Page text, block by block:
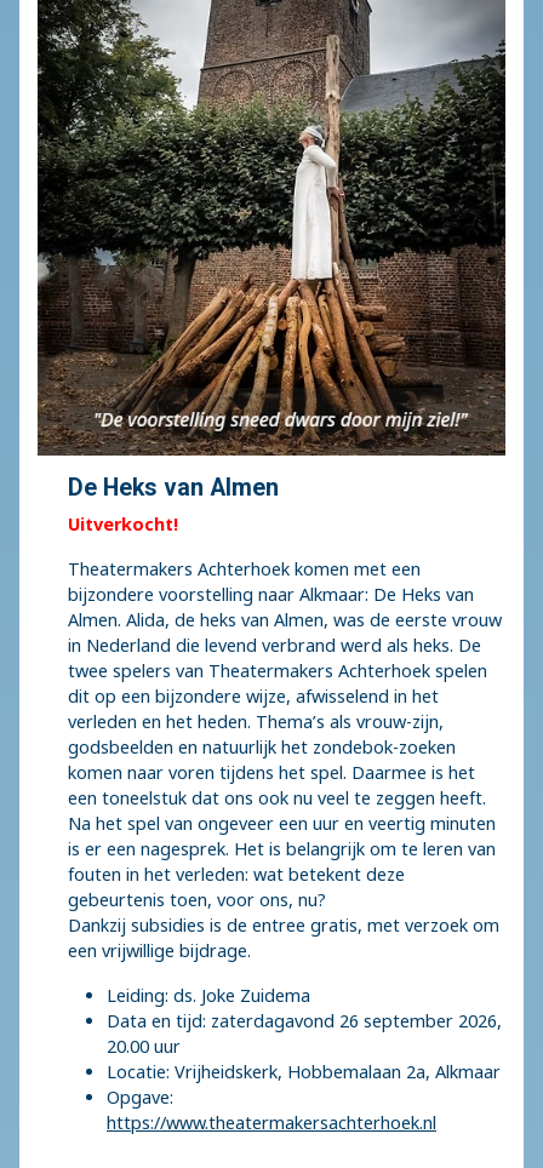
De Heks van Almen
Uitverkocht!
Theatermakers Achterhoek komen met een
bijzondere voorstelling naar Alkmaar: De Heks van
Almen. Alida, de heks van Almen, was de eerste vrouw
in Nederland die levend verbrand werd als heks. De
twee spelers van Theatermakers Achterhoek spelen
dit op een bijzondere wijze, afwisselend in het
verleden en het heden. Thema’s als vrouw-zijn,
godsbeelden en natuurlijk het zondebok-zoeken
komen naar voren tijdens het spel. Daarmee is het
een toneelstuk dat ons ook nu veel te zeggen heeft.
Na het spel van ongeveer een uur en veertig minuten
is er een nagesprek. Het is belangrijk om te leren van
fouten in het verleden: wat betekent deze
gebeurtenis toen, voor ons, nu?
Dankzij subsidies is de entree gratis, met verzoek om
een vrijwillige bijdrage.
Leiding: ds. Joke Zuidema
Data en tijd: zaterdagavond 26 september 2026,
20.00 uur
Locatie: Vrijheidskerk, Hobbemalaan 2a, Alkmaar
Opgave:
https://www.theatermakersachterhoek.nl